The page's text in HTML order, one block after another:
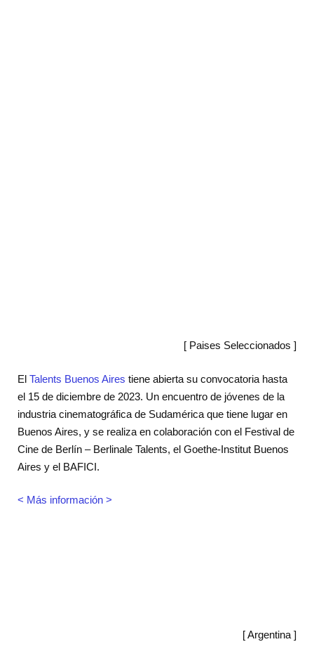
[ Paises Seleccionados ]
El Talents Buenos Aires tiene abierta su convocatoria hasta
el 15 de diciembre de 2023. Un encuentro de jóvenes de la
industria cinematográfica de Sudamérica que tiene lugar en
Buenos Aires, y se realiza en colaboración con el Festival de
Cine de Berlín – Berlinale Talents, el Goethe-Institut Buenos
Aires y el BAFICI.
< Más información >
[ Argentina ]